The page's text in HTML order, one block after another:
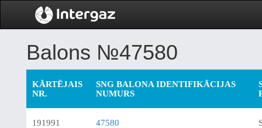
Balons №47580
KĀRTĒJAIS
NR.
SNG BALONA IDENTIFIKĀCIJAS
NUMURS
191991 47580